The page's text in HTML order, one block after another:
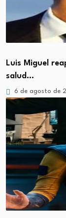
Luis Miguel
salud…
6 de agosto de